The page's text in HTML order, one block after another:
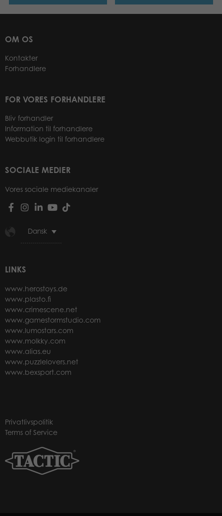
OM OS
Kontakter
Forhandlere
FOR VORES FORHANDLERE
Bliv forhandler
Information til forhandlere
Webbutik login til forhandlere
SOCIALE MEDIER
Vores sociale mediekanaler
Dansk
LINKS
www.herostoys.de
www.plasto.fi
www.crimescene.net
www.gamestormstudio.com
www.lumostars.com
www.molkky.com
www.alias.eu
www.puzzlelovers.net
www.bexsport.com
Privatlivspolitik
Terms of Service